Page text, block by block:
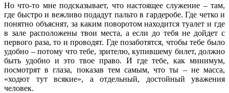
Но что-то мне подсказывает, что настоящее служение – там,
где быстро и вежливо подадут пальто в гардеробе. Где четко и
понятно объяснят, за каким поворотом находится туалет и где
в зале расположены твои места, а если до тебя не дойдет с
первого раза, то и проводят. Где позаботятся, чтобы тебе было
удобно – потому что тебе, зрителю, купившему билет, должно
быть удобно и это твое право. И где тебе, как минимум,
посмотрят в глаза, показав тем самым, что ты – не масса,
«ходют тут всякие», а отдельный, достойный уважения
человек.